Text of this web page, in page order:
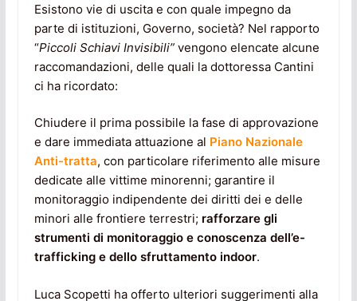
Esistono vie di uscita e con quale impegno da
parte di istituzioni, Governo, società? Nel rapporto
“Piccoli Schiavi Invisibili”vengono elencate alcune
raccomandazioni, delle quali la dottoressa Cantini
ci ha ricordato:
Chiudere il prima possibile la fase di approvazione
e dare immediata attuazione al Piano Nazionale
Anti-tratta, con particolare riferimento alle misure
dedicate alle vittime minorenni; garantire il
monitoraggio indipendente dei diritti dei e delle
minori alle frontiere terrestri; rafforzare gli
strumenti di monitoraggio e conoscenza dell’e-
trafficking e dello sfruttamento indoor.
Luca Scopetti ha offerto ulteriori suggerimenti alla